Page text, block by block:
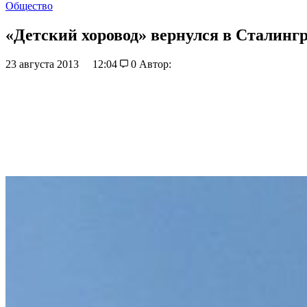
Общество
«Детский хоровод» вернулся в
23 августа 2013 12:04 0 Автор: